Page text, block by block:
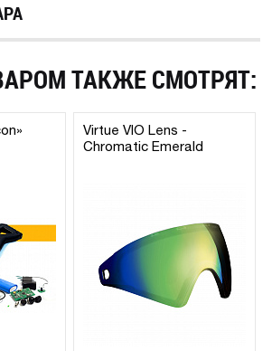
ТАКЖЕ СМОТРЯТ:
Virtue VIO Lens -
Chromatic Emerald